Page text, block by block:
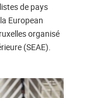
de pays
European
organisé
(SEAE).